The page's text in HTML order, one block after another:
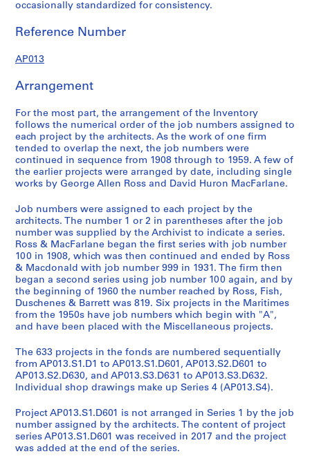
occasionally standardized for consistency.
Reference Number
AP013
Arrangement
For the most part, the arrangement of the Inventory
follows the numerical order of the job numbers assigned to
each project by the architects. As the work of one firm
tended to overlap the next, the job numbers were
continued in sequence from 1908 through to 1959. A few of
the earlier projects were arranged by date, including single
works by George Allen Ross and David Huron MacFarlane.
Job numbers were assigned to each project by the
architects. The number 1 or 2 in parentheses after the job
number was supplied by the Archivist to indicate a series.
Ross & MacFarlane began the first series with job number
100 in 1908, which was then continued and ended by Ross
& Macdonald with job number 999 in 1931. The firm then
began a second series using job number 100 again, and by
the beginning of 1960 the number reached by Ross, Fish,
Duschenes & Barrett was 819. Six projects in the Maritimes
from the 1950s have job numbers which begin with "A",
and have been placed with the Miscellaneous projects.
The 633 projects in the fonds are numbered sequentially
from AP013.S1.D1 to AP013.S1.D601, AP013.S2.D601 to
AP013.S2.D630, and AP013.S3.D631 to AP013.S3.D632.
Individual shop drawings make up Series 4 (AP013.S4).
Project AP013.S1.D601 is not arranged in Series 1 by the job
number assigned by the architects. The content of project
series AP013.S1.D601 was received in 2017 and the project
was added at the end of the series.